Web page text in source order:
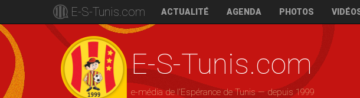
E-S-Tunis.com ACTUALITÉ AGENDA PHOTOS
E-S-Tunis.com
e-média de l'Espérance de Tunis — depuis 1999